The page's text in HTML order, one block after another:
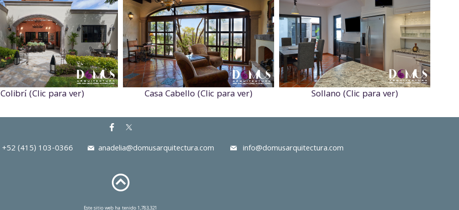
Colibrí (Clic para ver) Casa Cabello (Clic para ver) Sollano (Clic para ver)
+52 (415) 103-0366 anadelia@domusarquitectura.com info@domusarquitectura.com